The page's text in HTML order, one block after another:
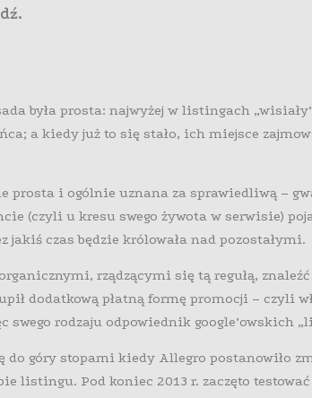
była prosta: najwyżej w listingach
a kiedy już to się stało, ich miejsce
prosta i ogólnie uznana za sprawiedliwą –
(czyli u kresu swego żywota w serwisie)
jakiś czas będzie królowała nad pozostałymi.
rządzącymi się tą regułą,
dodatkową płatną formę promocji – czyli
swego rodzaju odpowiednik google’owskich
do góry stopami kiedy Allegro postanowiło
listingu. Pod koniec 2013 r. zaczęto